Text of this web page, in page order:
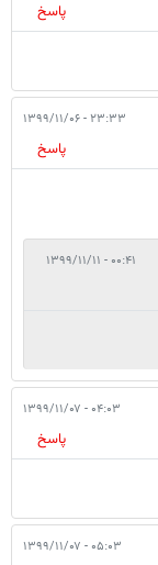
پاسخ
۲۳:۳۳ - ۱۳۹۹/۱۱/۰۶
پاسخ
۰۰:۴۱ - ۱۳۹۹/۱۱/۱۱
۰۴:۰۳ - ۱۳۹۹/۱۱/۰۷
پاسخ
۰۵:۰۳ - ۱۳۹۹/۱۱/۰۷